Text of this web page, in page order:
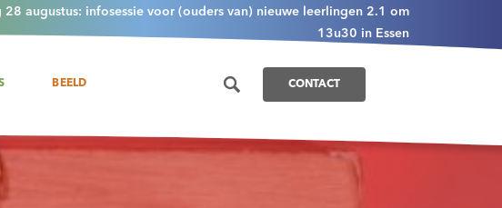
28 augustus: infosessie voor (ouders van) nieuwe leerlingen 2.1 om
13u30 in Essen
BEELD CONTACT